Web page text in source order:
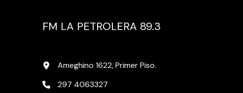
FM LA PETROLERA 89.3
Ameghino 1622, Primer Piso.
297 4063327